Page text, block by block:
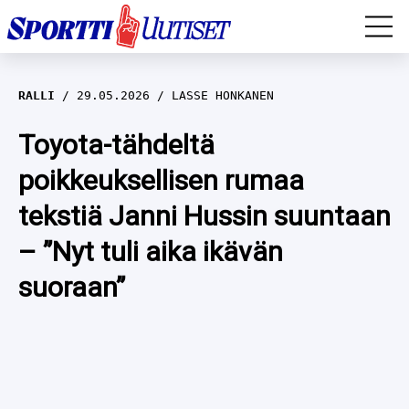
EM-YLEISURHEILU
JÄÄKIEKKO
YLEISURHEILU
WILMA HELTELÄ
MUSTAFE MUUSE
TALVILAJIT
IIVO NISKANEN
FORMULA 1
RALLI 29.05.2026 LASSE HONKANEN
Toyota-tähdeltä
poikkeuksellisen rumaa
tekstiä Janni Hussin suuntaan
– ”Nyt tuli aika ikävän
suoraan”